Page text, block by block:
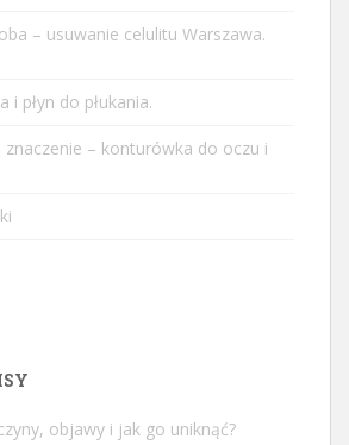
– usuwanie celulitu Warszawa.
i płyn do płukania.
znaczenie – konturówka do oczu i
objawy i jak go uniknąć?